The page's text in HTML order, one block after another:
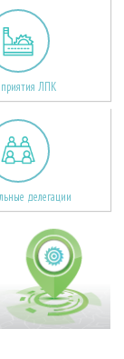
ЛПК
делегации